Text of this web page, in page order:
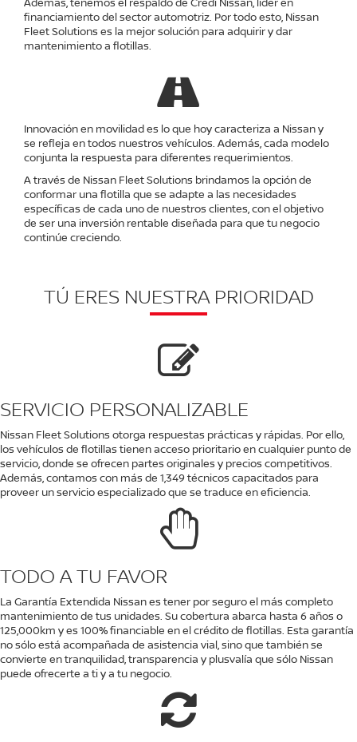
financiamiento del sector automotriz. Por todo esto, Nissan
Fleet Solutions es la mejor solución para adquirir y dar
mantenimiento a flotillas.
Innovación en movilidad es lo que hoy caracteriza a Nissan y
se refleja en todos nuestros vehículos. Además, cada modelo
conjunta la respuesta para diferentes requerimientos.
A través de Nissan Fleet Solutions brindamos la opción de
conformar una flotilla que se adapte a las necesidades
específicas de cada uno de nuestros clientes, con el objetivo
de ser una inversión rentable diseñada para que tu negocio
continúe creciendo.
TÚ ERES NUESTRA PRIORIDAD
SERVICIO PERSONALIZABLE
Nissan Fleet Solutions otorga respuestas prácticas y rápidas. Por ello,
los vehículos de flotillas tienen acceso prioritario en cualquier punto de
servicio, donde se ofrecen partes originales y precios competitivos.
Además, contamos con más de 1,349 técnicos capacitados para
proveer un servicio especializado que se traduce en eficiencia.
TODO A TU FAVOR
La Garantía Extendida Nissan es tener por seguro el más completo
mantenimiento de tus unidades. Su cobertura abarca hasta 6 años o
125,000km y es 100% financiable en el crédito de flotillas. Esta garantía
no sólo está acompañada de asistencia vial, sino que también se
convierte en tranquilidad, transparencia y plusvalía que sólo Nissan
puede ofrecerte a ti y a tu negocio.